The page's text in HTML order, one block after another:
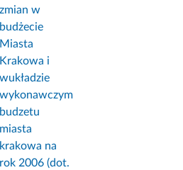
zmian w
budżecie
Miasta
Krakowa i
wukładzie
wykonawczym
budzetu
miasta
krakowa na
rok 2006 (dot.